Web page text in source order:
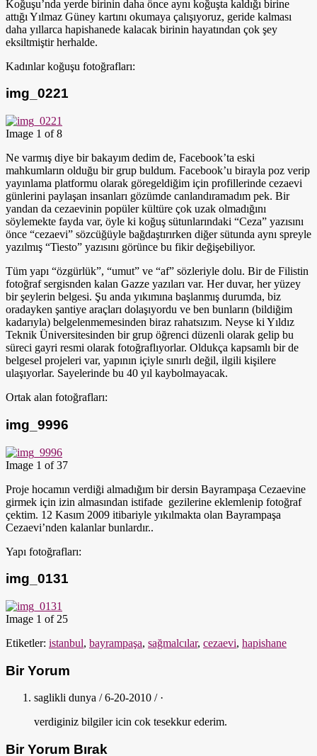
Koğuşu’nda yerde birinin daha önce aynı koğuşta kaldığı birine
attığı Yılmaz Güney kartını okumaya çalışıyoruz, geride kalması
daha yıllarca hapishanede kalacak birinin hayatından çok şey
eksiltmiştir herhalde.
Kadınlar koğuşu fotoğrafları:
img_0221
Image 1 of 8
Ne varmış diye bir bakayım dedim de, Facebook’ta eski
mahkumların olduğu bir grup buldum. Facebook’u birayla poz verip
yayınlama platformu olarak göregeldiğim için profillerinde cezaevi
günlerini paylaşan insanları gözümde canlandıramadım pek. Bir
yandan da cezaevinin popüler kültüre çok uzak olmadığını
söylemekte fayda var, öyle ki koğuş sütunlarındaki “Ceza” yazısını
önce “cezaevi” sözcüğüyle bağdaştırırken diğer sütunda aynı spreyle
yazılmış “Tiesto” yazısını görünce bu fikir değişebiliyor.
Tüm yapı “özgürlük”, “umut” ve “af” sözleriyle dolu. Bir de Filistin
fotoğraf sergisnden kalan Gazze yazıları var. Her duvar, her yüzey
bir şeylerin belgesi. Şu anda yıkımına başlanmış durumda, biz
oradayken şantiye araçları dolaşıyordu ve ben bunların (bildiğim
kadarıyla) belgelenmemesinden biraz rahatsızım. Neyse ki Yıldız
Teknik Üniversitesinden bir grup öğrenci düzenli olarak gelip bu
süreci gayri resmi olarak fotoğraflıyorlar. Oldukça kapsamlı bir de
belgesel projeleri var, yapının içiyle sınırlı değil, ilgili kişilere
ulaşıyorlar. Sayelerinde bu 40 yıl kaybolmayacak.
Ortak alan fotoğrafları:
img_9996
Image 1 of 37
Proje hocamın verdiği almadığım bir dersin Bayrampaşa Cezaevine
girmek için izin almasından istifade gezilerine eklemlenip fotoğraf
çektim. 12 Kasım 2009 itibariyle yıkılmakta olan Bayrampaşa
Cezaevi’nden kalanlar bunlardır..
Yapı fotoğrafları:
img_0131
Image 1 of 25
Etiketler: istanbul, bayrampaşa, sağmalcılar, cezaevi, hapishane
Bir Yorum
saglikli dunya / 6-20-2010 / ·
verdiginiz bilgiler icin cok tesekkur ederim.
Bir Yorum Bırak